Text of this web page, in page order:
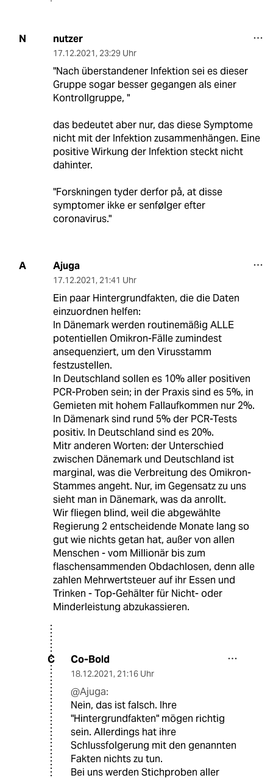
N nutzer
17.12.2021, 23:29 Uhr
"Nach überstandener Infektion sei es dieser
Gruppe sogar ­besser gegangen als einer
Kontrollgruppe, "
das bedeutet aber nur, das diese Symptome
nicht mit der Infektion zusammenhängen. Eine
positive Wirkung der Infektion steckt nicht
dahinter.
"Forskningen tyder derfor på, at disse
symptomer ikke er senfølger efter
coronavirus."
A Ajuga
17.12.2021, 21:41 Uhr
Ein paar Hintergrundfakten, die die Daten
einzuordnen helfen:
In Dänemark werden routinemäßig ALLE
potentiellen Omikron-Fälle zumindest
ansequenziert, um den Virusstamm
festzustellen.
In Deutschland sollen es 10% aller positiven
PCR-Proben sein; in der Praxis sind es 5%, in
Gemieten mit hohem Fallaufkommen nur 2%.
In Dämenark sind rund 5% der PCR-Tests
positiv. In Deutschland sind es 20%.
Mitr anderen Worten: der Unterschied
zwischen Dänemark und Deutschland ist
marginal, was die Verbreitung des Omikron-
Stammes angeht. Nur, im Gegensatz zu uns
sieht man in Dänemark, was da anrollt.
Wir fliegen blind, weil die abgewählte
Regierung 2 entscheidende Monate lang so
gut wie nichts getan hat, außer von allen
Menschen - vom Millionär bis zum
flaschensammenden Obdachlosen, denn alle
zahlen Mehrwertsteuer auf ihr Essen und
Trinken - Top-Gehälter für Nicht- oder
Minderleistung abzukassieren.
C Co-Bold
18.12.2021, 21:16 Uhr
@Ajuga:
Nein, das ist falsch. Ihre
"Hintergrundfakten" mögen richtig
sein. Allerdings hat ihre
Schlussfolgerung mit den genannten
Fakten nichts zu tun.
Bei uns werden Stichproben aller